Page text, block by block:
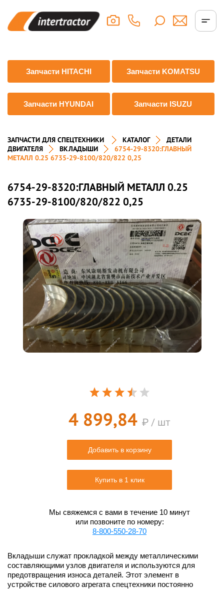
Запчасти HITACHI Запчасти KOMATSU
Запчасти HYUNDAI Запчасти ISUZU
ЗАПЧАСТИ ДЛЯ СПЕЦТЕХНИКИ КАТАЛОГ
ДЕТАЛИ
ДВИГАТЕЛЯ
ВКЛАДЫШИ
6754-29-8320:ГЛАВНЫЙ
МЕТАЛЛ 0.25 6735-29-8100/820/822 0,25
6754-29-8320:ГЛАВНЫЙ МЕТАЛЛ 0.25
6735-29-8100/820/822 0,25
4 899,84 ₽ / шт
Добавить в корзину
Купить в 1 клик
Мы свяжемся с вами в течение 10 минут
или позвоните по номеру:
8-800-550-28-70
Вкладыши служат прокладкой между металлическими
составляющими узлов двигателя и используются для
предотвращения износа деталей. Этот элемент в
устройстве силового агрегата спецтехники постоянно